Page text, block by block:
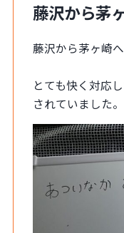
藤沢から茅
藤沢から茅ヶ崎
とても快く対応
されていました。